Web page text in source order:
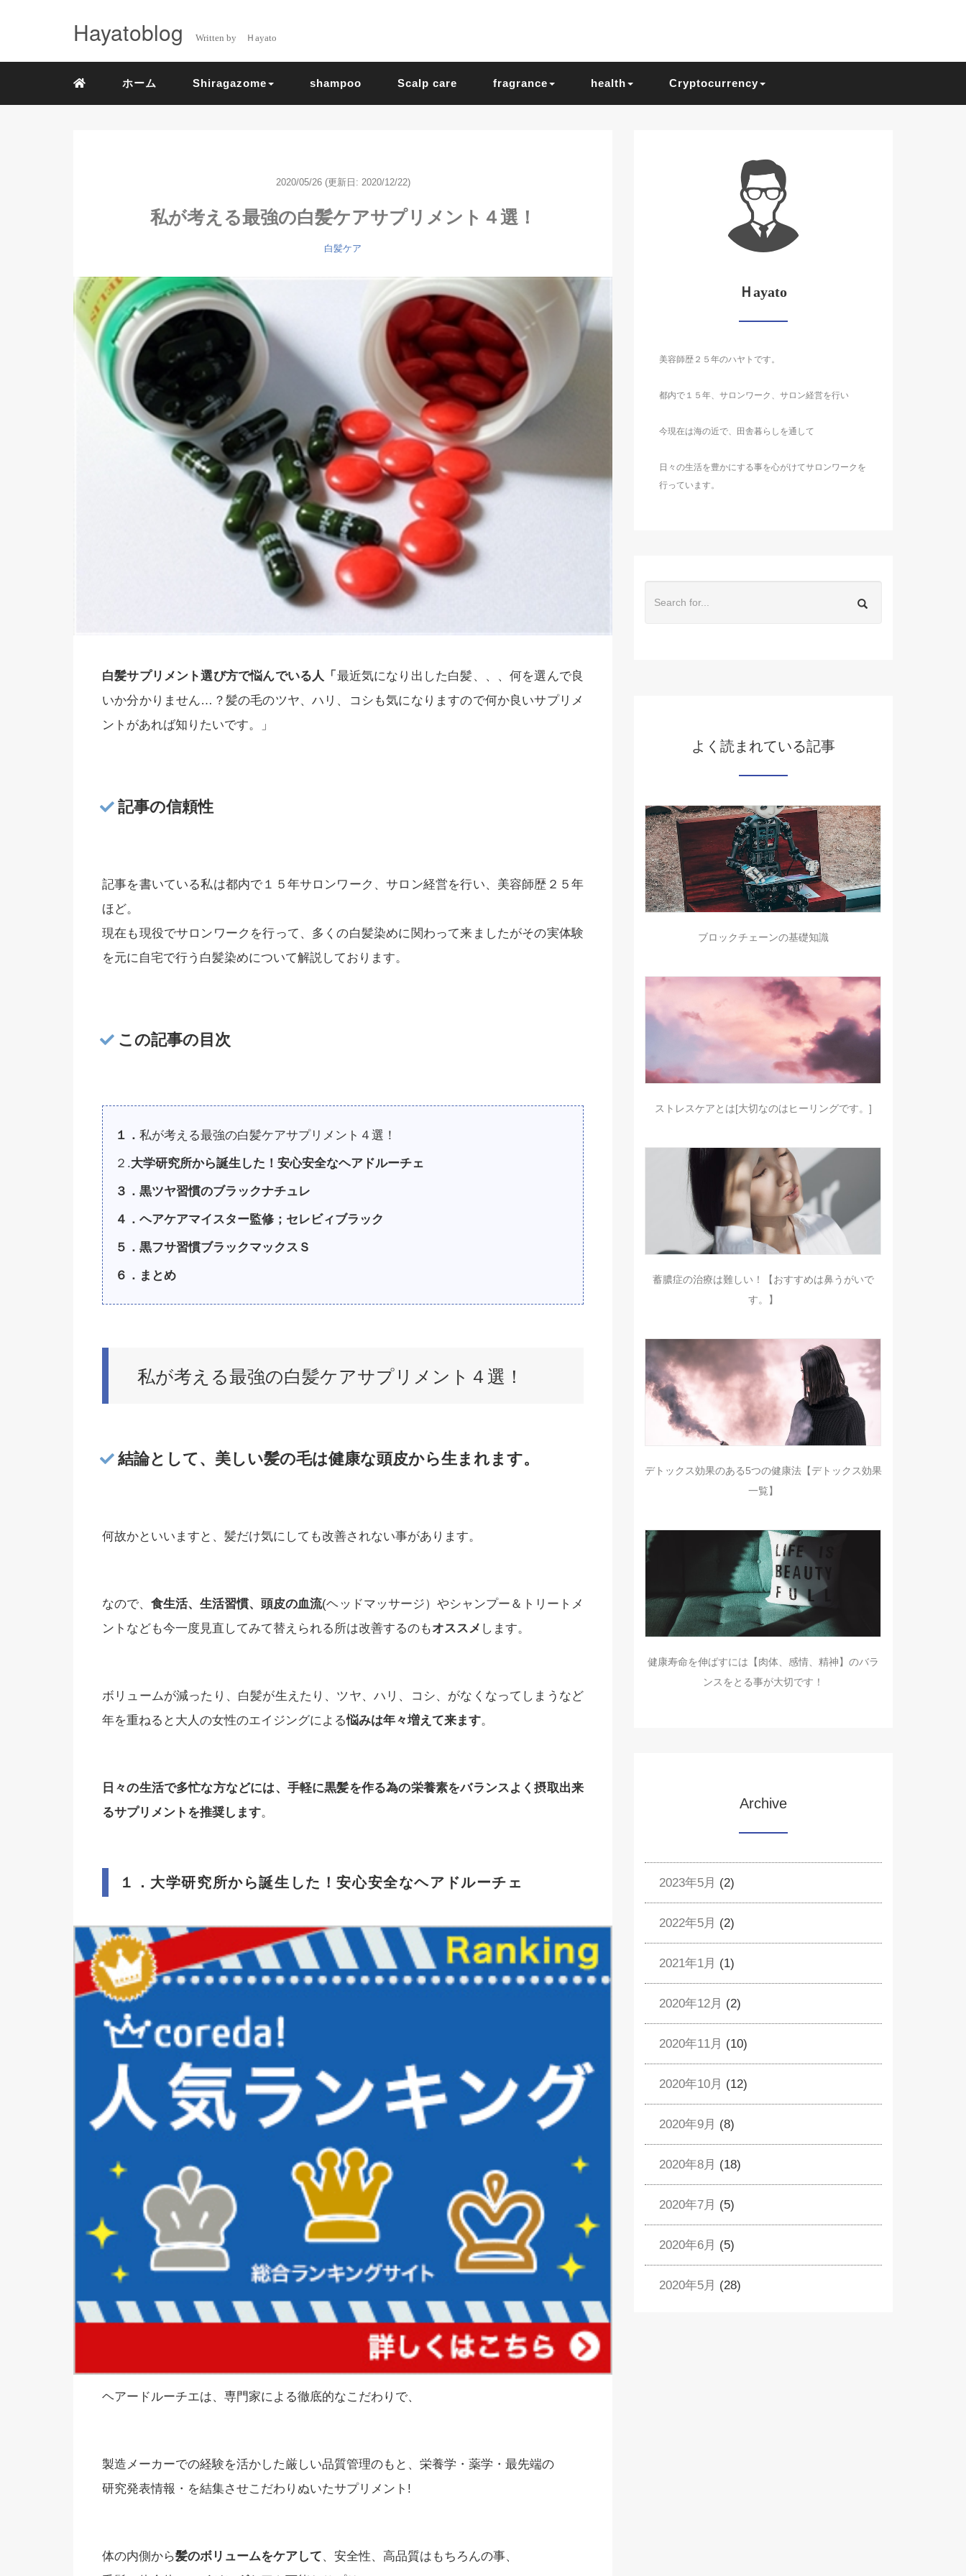
Hayatoblog Written by Ｈayato
ホーム Shiragazome shampoo Scalp care fragrance health Cryptocurrency
2020/05/26 (更新日: 2020/12/22)
私が考える最強の白髪ケアサプリメント４選！
白髪ケア
白髪サプリメント選び方で悩んでいる人「 最近気になり出した白髪、、、何を選んで良
いか分かりません…？髪の毛のツヤ、ハリ、コシも気になりますので何か良いサプリメ
ントがあれば知りたいです。」
記事の信頼性
記事を書いている私は都内で１５年サロンワーク、サロン経営を行い、美容師歴２５年
ほど。
現在も現役でサロンワークを行って、多くの白髪染めに関わって来ましたがその実体験
を元に自宅で行う白髪染めについて解説しております。
この記事の目次
１． 私が考える最強の白髪ケアサプリメント４選！
２.大学研究所から誕生した！安心安全なヘアドルーチェ
３．黒ツヤ習慣のブラックナチュレ
４．ヘアケアマイスター監修；セレビィブラック
５．黒フサ習慣ブラックマックスＳ
６．まとめ
私が考える最強の白髪ケアサプリメント４選！
結論として、美しい髪の毛は健康な頭皮から生まれます。
何故かといいますと、髪だけ気にしても改善されない事があります。
なので、食生活、生活習慣、頭皮の血流(ヘッドマッサージ）やシャンプー＆トリートメ
ントなども今一度見直してみて替えられる所は改善するのもオススメ します。
ボリュームが減ったり、白髪が生えたり、ツヤ、ハリ、コシ、がなくなってしまうなど
年を重ねると大人の女性のエイジングによる悩みは年々増えて来ます。
日々の生活で多忙な方などには、手軽に黒髪を作る為の栄養素をバランスよく摂取出来
るサプリメントを推奨します。
１．大学研究所から誕生した！安心安全なヘアドルーチェ
ヘアードルーチエは、専門家による徹底的なこだわりで、
製造メーカーでの経験を活かした厳しい品質管理のもと、栄養学・薬学・最先端の
研究発表情報・を結集させこだわりぬいたサプリメント!
体の内側から髪のボリュームをケアして、安全性、高品質はもちろんの事、
Ｈayato
美容師歴２５年のハヤトです。
都内で１５年、サロンワーク、サロン経営を行い
今現在は海の近で、田舎暮らしを通して
日々の生活を豊かにする事を心がけてサロンワークを
行っています。
よく読まれている記事
ブロックチェーンの基礎知識
ストレスケアとは[大切なのはヒーリングです。]
蓄膿症の治療は難しい！【おすすめは鼻うがいで
す。】
デトックス効果のある5つの健康法【デトックス効果
一覧】
健康寿命を伸ばすには【肉体、感情、精神】のバラ
ンスをとる事が大切です！
Archive
2023年5月 (2)
2022年5月 (2)
2021年1月 (1)
2020年12月 (2)
2020年11月 (10)
2020年10月 (12)
2020年9月 (8)
2020年8月 (18)
2020年7月 (5)
2020年6月 (5)
2020年5月 (28)